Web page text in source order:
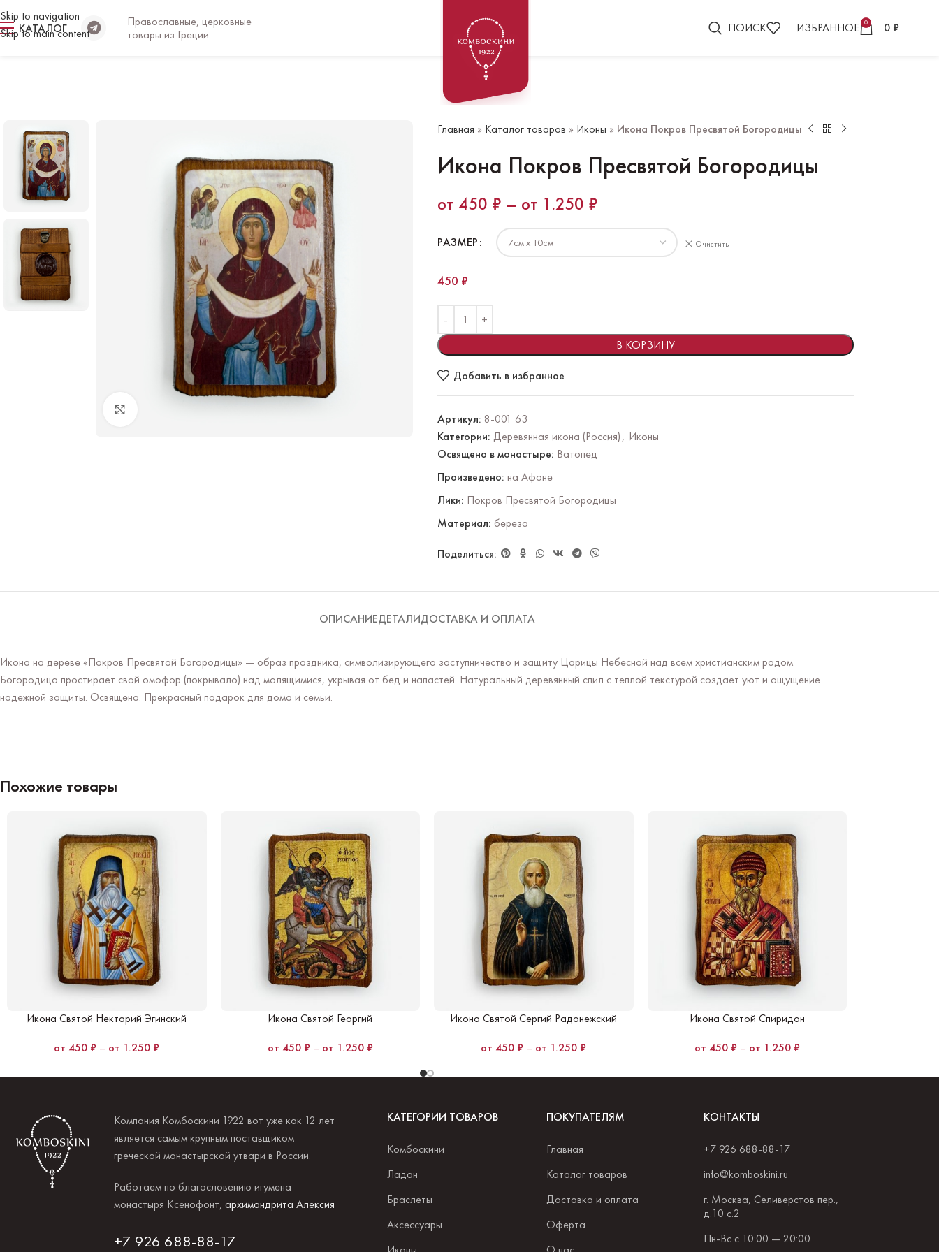
Skip to navigation
Skip to main content
КАТАЛОГ
Православные, церковные
товары из Греции
ПОИСК ИЗБРАННОЕ 0 0 ₽
Главная » Каталог товаров » Иконы » Икона Покров Пресвятой Богородицы
Икона Покров Пресвятой Богородицы
450 ₽ – 1.250 ₽
РАЗМЕР Очистить
450 ₽
В КОРЗИНУ
Добавить в избранное
Артикул: 8-001 63
Категории: Деревянная икона (Россия), Иконы
Освящено в монастыре: Ватопед
Произведено: на Афоне
Лики: Покров Пресвятой Богородицы
Материал: береза
Поделиться:
ОПИСАНИЕДЕТАЛИДОСТАВКА И ОПЛАТА
Икона на дереве «Покров Пресвятой Богородицы» — образ праздника, символизирующего заступничество и защиту Царицы Небесной над всем христианским родом.
Богородица простирает свой омофор (покрывало) над молящимися, укрывая от бед и напастей. Натуральный деревянный спил с теплой текстурой создает уют и ощущение
надежной защиты. Освящена. Прекрасный подарок для дома и семьи.
Похожие товары
Икона Святой Нектарий Эгинский
450 ₽ – 1.250 ₽
Икона Святой Георгий
450 ₽ – 1.250 ₽
Икона Святой Сергий Радонежский
450 ₽ – 1.250 ₽
Икона Святой Спиридон
450 ₽ – 1.250 ₽
Компания Комбоскини 1922 вот уже как 12 лет
является самым крупным поставщиком
греческой монастырской утвари в России.
Работаем по благословению игумена
монастыря Ксенофонт, архимандрита Алексия
+7 926 688-88-17
КАТЕГОРИИ ТОВАРОВ
Комбоскини
Ладан
Браслеты
Аксессуары
ПОКУПАТЕЛЯМ
Главная
Каталог товаров
Доставка и оплата
Оферта
КОНТАКТЫ
+7 926 688-88-17
info@komboskini.ru
г. Москва, Селиверстов пер.,
д.10 с.2
Пн-Вс с 10:00 — 20:00